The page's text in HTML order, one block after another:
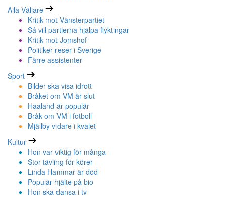
Alla Väljare
Kritik mot Vänsterpartiet
Så vill partierna hjälpa flyktingar
Kritik mot Jomshof
Politiker reser i Sverige
Färre assistenter
Sport
Bilder ska visa idrott
Bråket om VM är slut
Haaland är populär
Bråk om VM i fotboll
Mjällby vidare i kvalet
Kultur
Hon var viktig för många
Stor tävling för körer
Linda Hammar är död
Populär hjälte på bio
Hon ska dansa i tv